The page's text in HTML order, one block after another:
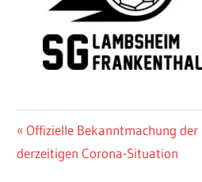
Beitragsnavigation
Vorheriger
Beitrag:
Offizielle Bekanntmachung der
derzeitigen Corona-Situation